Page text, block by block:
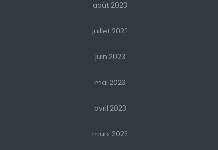
août 2023
juillet 2023
juin 2023
mai 2023
avril 2023
mars 2023